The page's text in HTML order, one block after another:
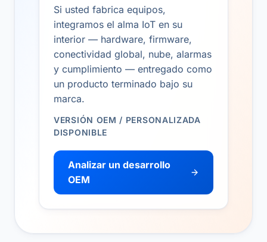
Si usted fabrica equipos,
integramos el alma IoT en su
interior — hardware, firmware,
conectividad global, nube, alarmas
y cumplimiento — entregado como
un producto terminado bajo su
marca.
VERSIÓN OEM / PERSONALIZADA
DISPONIBLE
Analizar un desarrollo
OEM